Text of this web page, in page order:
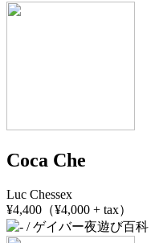
Coca Che
Luc Chessex
¥4,400（¥4,000 + tax）